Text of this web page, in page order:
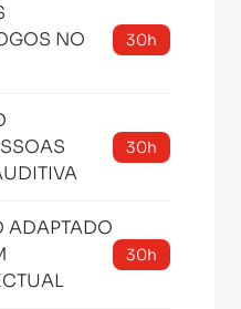
NO
30h
30h
ADAPTADO
30h